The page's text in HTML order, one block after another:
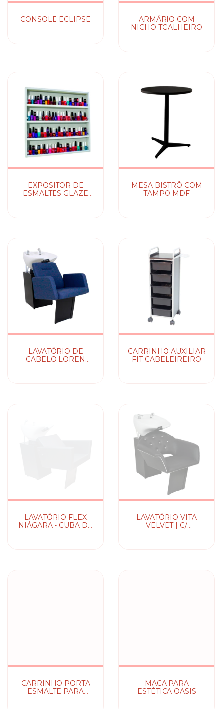
CONSOLE ECLIPSE
ARMÁRIO COM
NICHO TOALHEIRO
EXPOSITOR DE
ESMALTES GLAZE
MESA BISTRÔ COM
TAMPO MDF
LAVATÓRIO DE
CABELO LOREN
CARRINHO AUXILIAR
FIT CABELEIREIRO
LAVATÓRIO FLEX
NIÁGARA - CUBA DE
LAVATÓRIO VITA
VELVET | C/
CARRINHO PORTA
ESMALTE PARA
MACA PARA
ESTÉTICA OASIS